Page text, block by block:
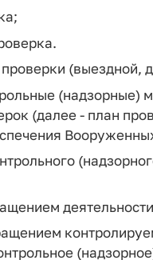
(выездной,
(надзорные)
(далее - план